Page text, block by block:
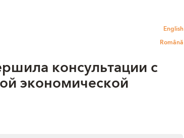
English
Română
консультации с
экономической